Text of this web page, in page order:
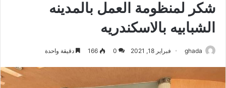
شكر لمنظومة العمل بالمدينه
الشبابيه بالاسكندريه
ghada فبراير 18, 2021 0
166 دقيقة واحدة